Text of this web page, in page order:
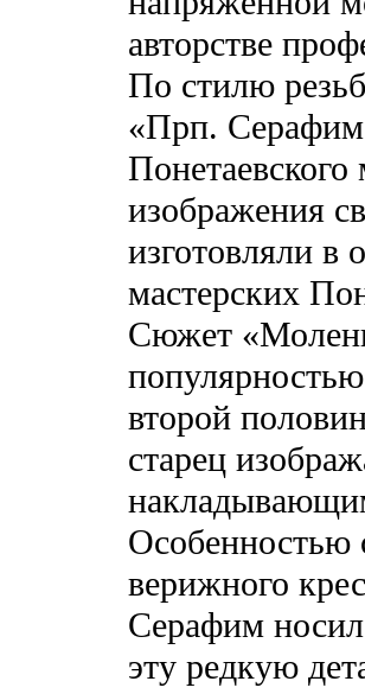
авторстве
По стилю
«Прп.
изображения
изготовляли в
мастерских
Сюжет
второй
старец
Особенностью
верижного
Серафим
эту редкую